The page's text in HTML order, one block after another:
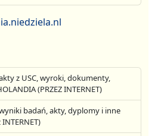
akty z USC, wyroki, dokumenty,
(PRZEZ INTERNET)
wyniki badań, akty, dyplomy i inne